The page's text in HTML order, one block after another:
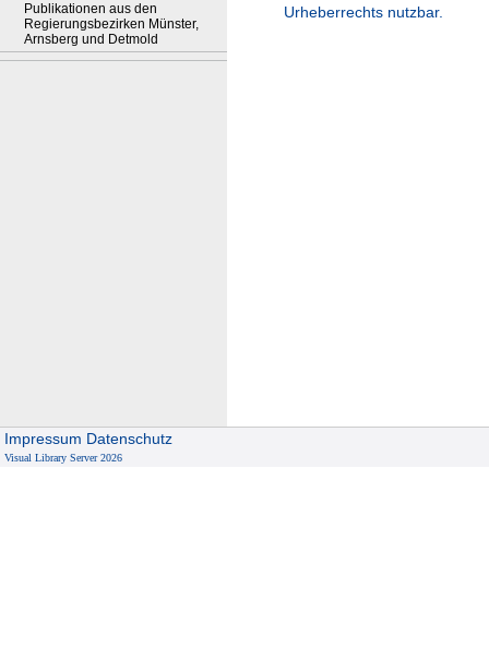
Publikationen aus den
Regierungsbezirken Münster,
Arnsberg und Detmold
Urheberrechts nutzbar.
Impressum Datenschutz
Visual Library Server 2026